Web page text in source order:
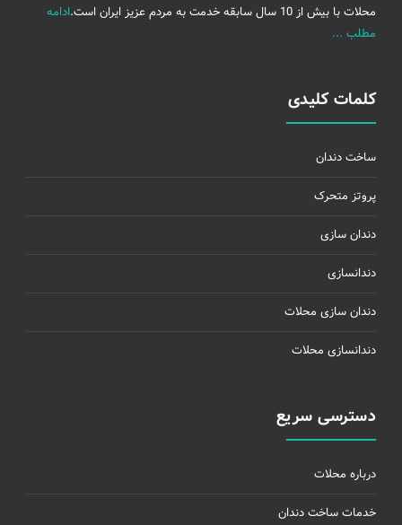
محلات با بیش از 10 سال سابقه خدمت به مردم عزیز ایران است.
ادامه
مطلب ...
کلمات کلیدی
ساخت دندان
پروتز متحرک
دندان سازی
دندانسازی
دندان سازی محلات
دندانسازی محلات
دسترسی سریع
درباره محلات
خدمات ساخت دندان